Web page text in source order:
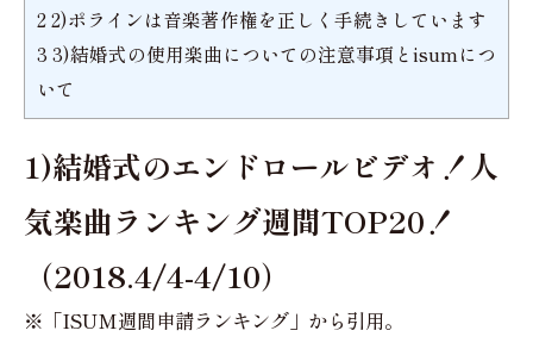
22)ポラインは音楽著作権を正しく手続きしています
3 3)結婚式の使用楽曲についての注意事項とisumにつ
いて
1)結婚式のエンドロールビデオ！人
気楽曲ランキング週間TOP20！
（2018.4/4-4/10）
※「ISUM週間申請ランキング」から引用。